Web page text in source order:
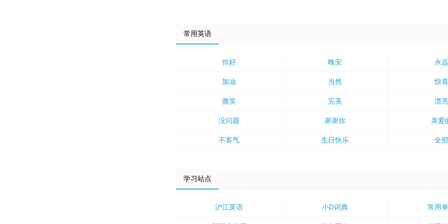
常用英语
你好 晚安 永远
加油 当然 惊喜
微笑 完美 漂亮
没问题 谢谢你 亲爱
不客气 生日快乐 全部
学习站点
沪江英语 小D词典 常用